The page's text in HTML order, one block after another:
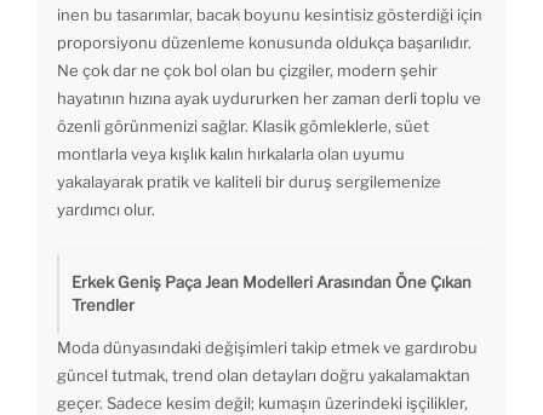
inen bu tasarımlar, bacak boyunu kesintisiz gösterdiği için
proporsiyonu düzenleme konusunda oldukça başarılıdır.
Ne çok dar ne çok bol olan bu çizgiler, modern şehir
hayatının hızına ayak uydururken her zaman derli toplu ve
özenli görünmenizi sağlar. Klasik gömleklerle, süet
montlarla veya kışlık kalın hırkalarla olan uyumu
yakalayarak pratik ve kaliteli bir duruş sergilemenize
yardımcı olur.
Erkek Geniş Paça Jean Modelleri Arasından Öne Çıkan
Trendler
Moda dünyasındaki değişimleri takip etmek ve gardırobu
güncel tutmak, trend olan detayları doğru yakalamaktan
geçer. Sadece kesim değil; kumaşın üzerindeki işçilikler,